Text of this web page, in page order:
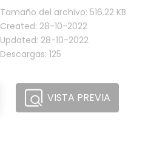
Tamaño del archivo: 516.22 KB
Created: 28-10-2022
Updated: 28-10-2022
Descargas: 125
VISTA PREVIA